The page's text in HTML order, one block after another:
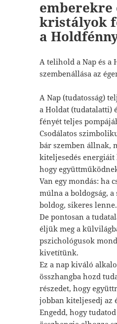
VÁSÁRLÁS
emberekre
kristályok
a
A telihold a Nap és a
szembenállása az
A Nap (tudatosság)
a Holdat (tudatalatti)
fényét teljes
Csodálatos
bár szemben állnak,
kiteljesedés energiáit
hogy
Van egy mondás: ha
múlna a boldogság,
boldog, sikeres lenne.
De pontosan a
éljük meg a
pszichológusok
kivetítünk.
Ez a nap kiváló
összhangba hozd
részedet, hogy
jobban kiteljesedj az
Engedd, hogy